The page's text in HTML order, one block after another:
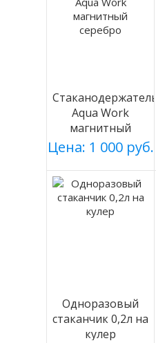
Стаканодержатель
Aqua Work
магнитный
серебро
Цена: 1 000 руб.
Одноразовый
стаканчик 0,2л на
кулер